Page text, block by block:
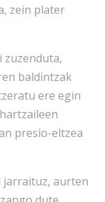
zein plater
zuzenduta,
baldintzak
ere egin
presio-eltzea
jarraituz, aurten